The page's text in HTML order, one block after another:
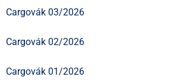
Cargovák 03/2026
Cargovák 02/2026
Cargovák 01/2026